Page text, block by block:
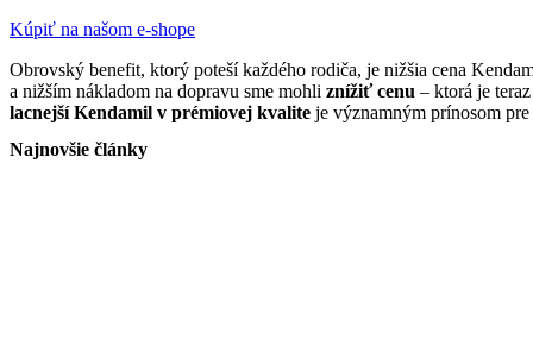
Kúpiť na našom e-shope
Obrovský benefit, ktorý poteší každého rodiča, je nižšia cena
a nižším nákladom na dopravu sme mohli znížiť cenu – ktorá je
lacnejší Kendamil v prémiovej kvalite je významným prínosom
Najnovšie články